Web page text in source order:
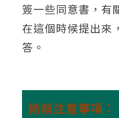
簽一些同意書，有
在這個時候提出來
答。
術前注意事項：